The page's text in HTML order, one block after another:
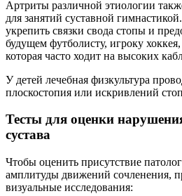
Артриты различной этиологии
для занятий суставной
укрепить связки свода стопы и
будущем футболисту, игроку
которая часто ходит на высоких
У детей лечебная физкультура
плоскостопия или искривлений
Тесты для оценки
сустава
Чтобы оценить присутствие
амплитуды движений сочленения,
визуальные исследования: